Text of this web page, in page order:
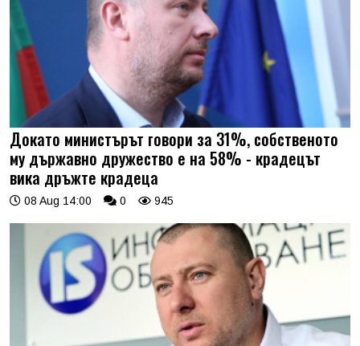
Докато министърът говори за 31%, собственото
му държавно дружество е на 58% - крадецът
вика дръжте крадеца
08 Aug 14:00 0 945